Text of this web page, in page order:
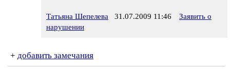
Татьяна Шепелева 31.07.2009 11:46
Заявить о
нарушении
+ добавить замечания